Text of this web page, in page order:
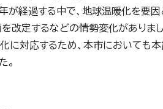
が経過する中で、地球温暖化を要因
改定するなどの情勢変化がありまし
に対応するため、本市においても本
。